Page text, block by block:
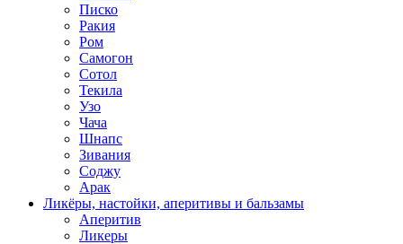
Писко
Ракия
Ром
Самогон
Сотол
Текила
Узо
Чача
Шнапс
Зивания
Соджу
Арак
Ликёры, настойки, аперитивы и бальзамы
Аперитив
Ликеры